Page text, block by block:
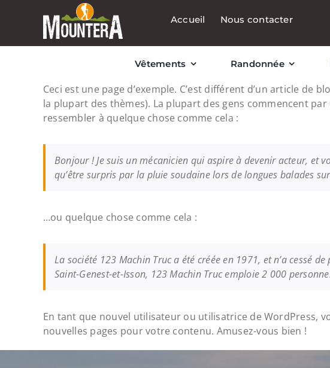
Accueil Nous contacter
Vêtements Randonnée
Ceci est une page d’exemple. C’est différent d’un article
la plupart des thèmes). La plupart des gens commencent
ressembler à quelque chose comme cela :
Bonjour ! Je suis un mécanicien qui aspire à devenir acteur, et
qu’être surpris par la pluie soudaine lors de longues balades
…ou quelque chose comme cela :
La société 123 Machin Truc a été créée en 1971, et n’a cessé
Saint-Genest-et-Isson, 123 Machin Truc emploie 2 000
En tant que nouvel utilisateur ou utilisatrice de WordPress,
nouvelles pages pour votre contenu. Amusez-vous bien !